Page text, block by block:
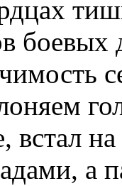
боевых
встал
а